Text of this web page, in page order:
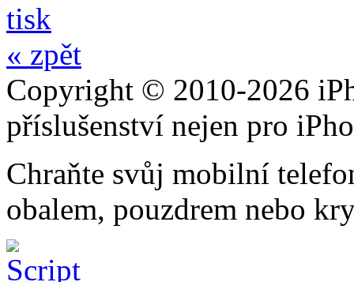
tisk
« zpět
Copyright © 2010-2026
příslušenství nejen pro
Chraňte svůj mobilní
obalem, pouzdrem nebo